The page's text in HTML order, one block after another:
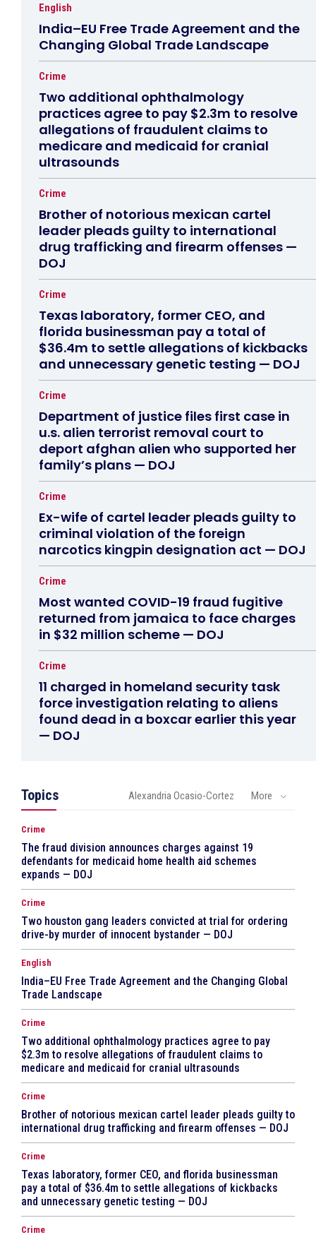
English
India–EU Free Trade Agreement and the
Changing Global Trade Landscape
Crime
Two additional ophthalmology
practices agree to pay $2.3m to resolve
allegations of fraudulent claims to
medicare and medicaid for cranial
ultrasounds
Crime
Brother of notorious mexican cartel
leader pleads guilty to international
drug trafficking and firearm offenses —
DOJ
Crime
Texas laboratory, former CEO, and
florida businessman pay a total of
$36.4m to settle allegations of kickbacks
and unnecessary genetic testing — DOJ
Crime
Department of justice files first case in
u.s. alien terrorist removal court to
deport afghan alien who supported her
family’s plans — DOJ
Crime
Ex-wife of cartel leader pleads guilty to
criminal violation of the foreign
narcotics kingpin designation act — DOJ
Crime
Most wanted COVID-19 fraud fugitive
returned from jamaica to face charges
in $32 million scheme — DOJ
Crime
11 charged in homeland security task
force investigation relating to aliens
found dead in a boxcar earlier this year
— DOJ
Topics Alexandria Ocasio-Cortez More
Crime
The fraud division announces charges against 19
defendants for medicaid home health aid schemes
expands — DOJ
Crime
Two houston gang leaders convicted at trial for ordering
drive-by murder of innocent bystander — DOJ
English
India–EU Free Trade Agreement and the Changing Global
Trade Landscape
Crime
Two additional ophthalmology practices agree to pay
$2.3m to resolve allegations of fraudulent claims to
medicare and medicaid for cranial ultrasounds
Crime
Brother of notorious mexican cartel leader pleads guilty to
international drug trafficking and firearm offenses — DOJ
Crime
Texas laboratory, former CEO, and florida businessman
pay a total of $36.4m to settle allegations of kickbacks
and unnecessary genetic testing — DOJ
Crime